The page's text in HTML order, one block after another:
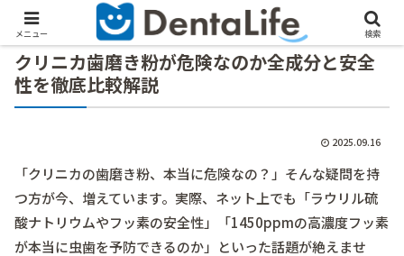
クリニカ歯磨き粉が危険なのか全成分と安全
性を徹底比較解説
2025.09.16
「クリニカの歯磨き粉、本当に危険なの？」そんな疑問を持
つ方が今、増えています。実際、ネット上でも「ラウリル硫
酸ナトリウムやフッ素の安全性」「1450ppmの高濃度フッ素
が本当に虫歯を予防できるのか」といった話題が絶えませ
メニュー 検索